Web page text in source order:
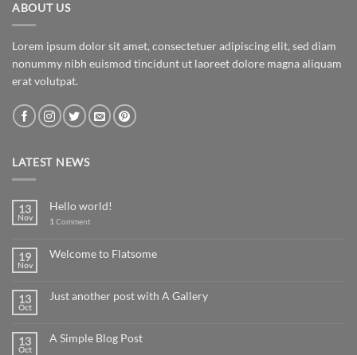
ABOUT US
Lorem ipsum dolor sit amet, consectetuer adipiscing elit, sed diam
nonummy nibh euismod tincidunt ut laoreet dolore magna aliquam
erat volutpat.
LATEST NEWS
13
Nov
Hello world!
1 Comment
19
Nov
Welcome to Flatsome
13
Oct
Just another post with A Gallery
13
Oct
A Simple Blog Post